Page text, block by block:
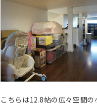
こちらは12.8帖の広々空間の